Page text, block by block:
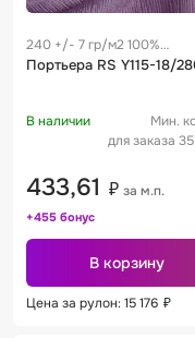
240 +/- 7 гр/м2 100%
полиэстер
Портьера RS Y115-18/
В наличии
Мин.
для заказа
433,61 ₽ за м.п.
+455 бонус
В корзину
Цена за рулон: 15 176 ₽